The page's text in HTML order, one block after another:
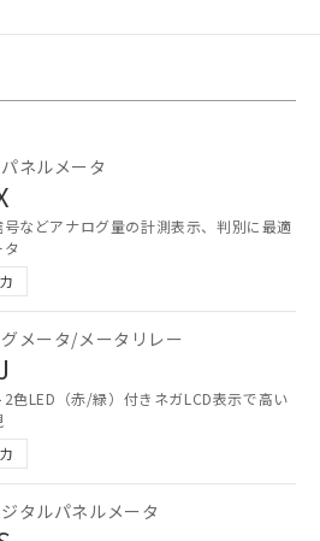
ネルメータ
などアナログ量の計測表示、判別に最適
タ
メータ/メータリレー
色LED（赤/緑）付きネガLCD表示で高い
タルパネルメータ